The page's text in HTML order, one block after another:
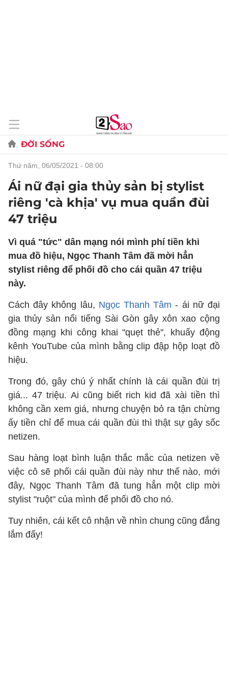
ĐỜI SỐNG
thứ năm, 06/05/2021 - 08:00
Ái nữ đại gia thủy sản bị stylist
riêng 'cà khịa' vụ mua quần đùi
47 triệu
Vì quá "tức" dân mạng nói mình phí tiền khi
mua đồ hiệu, Ngọc Thanh Tâm đã mời hẳn
stylist riêng để phối đồ cho cái quần 47 triệu
này.
Cách đây không lâu, Ngọc Thanh Tâm - ái nữ đại
gia thủy sản nổi tiếng Sài Gòn gây xôn xao cộng
đồng mạng khi công khai "quẹt thẻ", khuấy động
kênh YouTube của mình bằng clip đập hộp loạt đồ
hiệu.
Trong đó, gây chú ý nhất chính là cái quần đùi trị
giá... 47 triệu. Ai cũng biết rich kid đã xài tiền thì
không cần xem giá, nhưng chuyện bỏ ra tận chừng
ấy tiền chỉ để mua cái quần đùi thì thật sự gây sốc
netizen.
Sau hàng loạt bình luận thắc mắc của netizen về
việc cô sẽ phối cái quần đùi này như thế nào, mới
đây, Ngọc Thanh Tâm đã tung hẳn một clip mời
stylist "ruột" của mình để phối đồ cho nó.
Tuy nhiên, cái kết cô nhận về nhìn chung cũng đắng
lắm đấy!